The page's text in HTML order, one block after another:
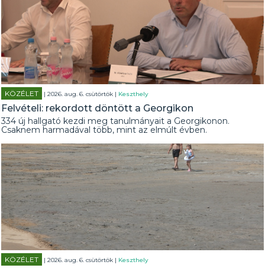
KÖZÉLET | 2026. aug. 6. csütörtök | Keszthely
Felvételi: rekordott döntött a Georgikon
334 új hallgató kezdi meg tanulmányait a Georgikonon.
Csaknem harmadával több, mint az elmúlt évben.
KÖZÉLET | 2026. aug. 6. csütörtök | Keszthely